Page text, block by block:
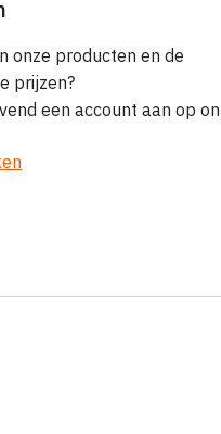
onze producten en de
prijzen?
een account aan op